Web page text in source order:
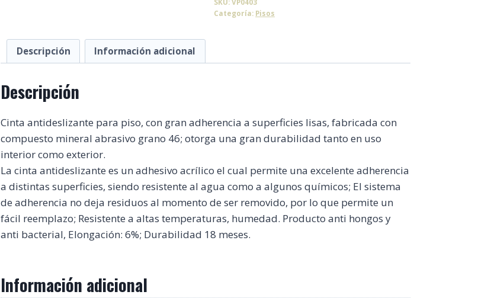
Categoría: Pisos
Descripción Información adicional
Descripción
Cinta antideslizante para piso, con gran adherencia a superficies lisas, fabricada con
compuesto mineral abrasivo grano 46; otorga una gran durabilidad tanto en uso
interior como exterior.
La cinta antideslizante es un adhesivo acrílico el cual permite una excelente adherencia
a distintas superficies, siendo resistente al agua como a algunos químicos; El sistema
de adherencia no deja residuos al momento de ser removido, por lo que permite un
fácil reemplazo; Resistente a altas temperaturas, humedad. Producto anti hongos y
anti bacterial, Elongación: 6%; Durabilidad 18 meses.
Información adicional